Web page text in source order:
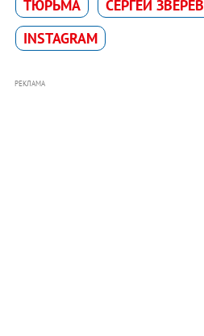
ТЮРЬМА СЕРГЕЙ ЗВЕРЕВ
INSTAGRAM
РЕКЛАМА